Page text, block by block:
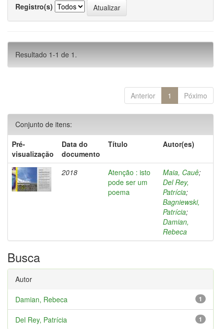
Registro(s)
Resultado 1-1 de 1.
Anterior 1 Póximo
Conjunto de itens:
Pré-
visualização
Data do
documento
Título Autor(es)
2018
Atenção : isto
pode ser um
poema
Maia, Cauê;
Del Rey,
Patrícia;
Bagniewski,
Patrícia;
Damian,
Rebeca
Busca
Autor
1
Damian, Rebeca
1
Del Rey, Patrícia